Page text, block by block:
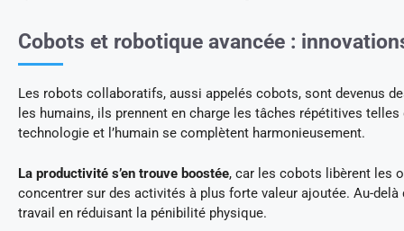
Cobots et robotique avancée :
Les robots collaboratifs, aussi appelés cobots, sont devenus
les humains, ils prennent en charge les tâches répétitives
technologie et l’humain se complètent harmonieusement.
La productivité s’en trouve boostée, car les cobots libèrent les
concentrer sur des activités à plus forte valeur ajoutée. Au-
travail en réduisant la pénibilité physique.